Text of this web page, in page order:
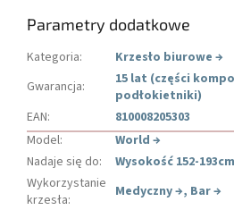
Parametry dodatkowe
Kategoria: Krzesło biurowe →
Gwarancja:
15 lat (części
podłokietniki)
EAN:
810008205303
Model: World →
Nadaje się do: Wysokość 152-193cm
Wykorzystanie
krzesła: Medyczny→, Bar→